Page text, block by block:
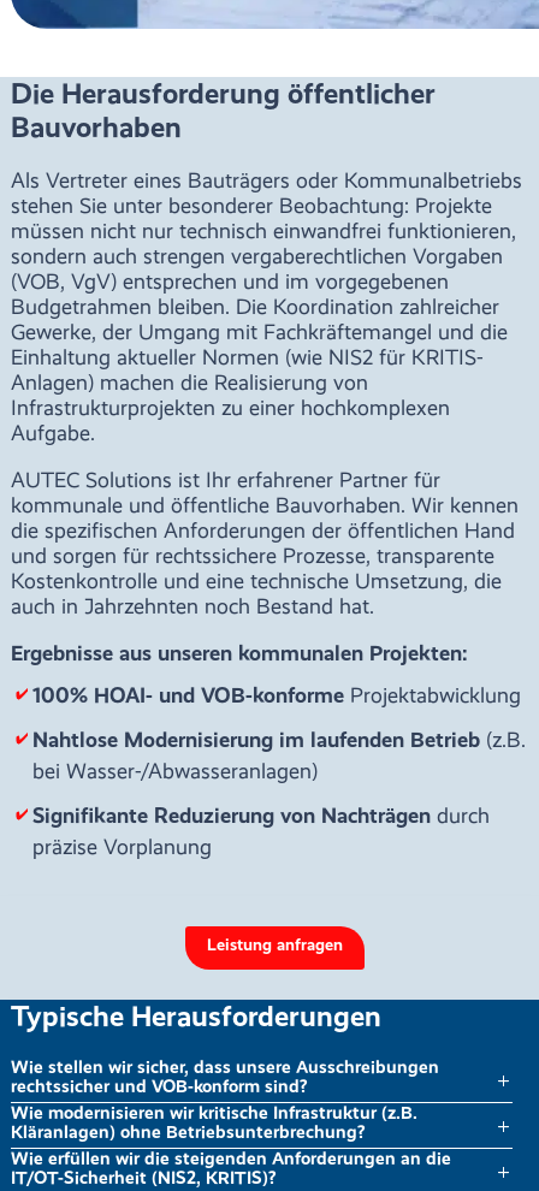
Die Herausforderung öffentlicher
Bauvorhaben
Als Vertreter eines Bauträgers oder Kommunalbetriebs
stehen Sie unter besonderer Beobachtung: Projekte
müssen nicht nur technisch einwandfrei funktionieren,
sondern auch strengen vergaberechtlichen Vorgaben
(VOB, VgV) entsprechen und im vorgegebenen
Budgetrahmen bleiben. Die Koordination zahlreicher
Gewerke, der Umgang mit Fachkräftemangel und die
Einhaltung aktueller Normen (wie NIS2 für KRITIS-
Anlagen) machen die Realisierung von
Infrastrukturprojekten zu einer hochkomplexen
Aufgabe.
AUTEC Solutions ist Ihr erfahrener Partner für
kommunale und öffentliche Bauvorhaben. Wir kennen
die spezifischen Anforderungen der öffentlichen Hand
und sorgen für rechtssichere Prozesse, transparente
Kostenkontrolle und eine technische Umsetzung, die
auch in Jahrzehnten noch Bestand hat.
Ergebnisse aus unseren kommunalen Projekten:
100% HOAI- und VOB-konformeProjektabwicklung
Nahtlose Modernisierung im laufenden Betrieb(z.B.
bei Wasser-/Abwasseranlagen)
Signifikante Reduzierung von Nachträgendurch
präzise Vorplanung
Leistung anfragen
Typische Herausforderungen
Wie stellen wir sicher, dass unsere Ausschreibungen
rechtssicher und VOB-konform sind?
Wie modernisieren wir kritische Infrastruktur (z.B.
Kläranlagen) ohne Betriebsunterbrechung?
Wie erfüllen wir die steigenden Anforderungen an die
IT/OT-Sicherheit (NIS2, KRITIS)?